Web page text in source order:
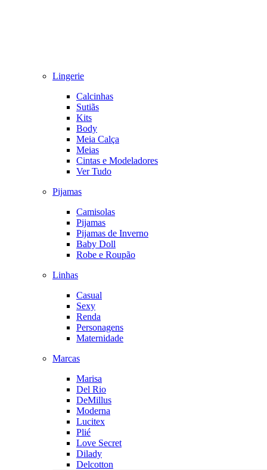
Lingerie
Calcinhas
Sutiãs
Kits
Body
Meia Calça
Meias
Cintas e Modeladores
Ver Tudo
Pijamas
Camisolas
Pijamas
Pijamas de Inverno
Baby Doll
Robe e Roupão
Linhas
Casual
Sexy
Renda
Personagens
Maternidade
Marcas
Marisa
Del Rio
DeMillus
Moderna
Lucitex
Plié
Love Secret
Dilady
Delcotton